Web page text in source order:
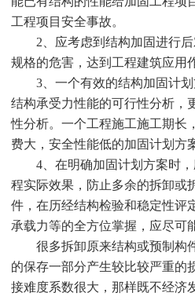
工程项目安全事故。
2、应考虑到结构加固进行后
规格的危害，达到工程建筑应用
3、一个有效的结构加固计划
结构承受力性能的可行性分析，
性分析。一个工程施工施工期长
费大，安全性能低的加固计划方
4、在明确加固计划方案时，
程实际效果，防止多余的拆卸或
件，在历经结构检验和稳定性评
承载力等的全方位掌握，应尽可
很多拆卸原来结构或预制构
的保存一部分产生较比较严重的
接难度系数很大，那样既不经济